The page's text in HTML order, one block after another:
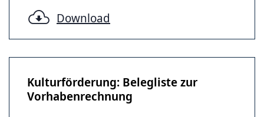
Download
Kulturförderung: Belegliste zur
Vorhabenrechnung